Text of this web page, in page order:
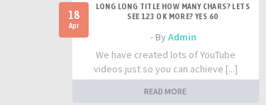
18
Apr
LONG LONG TITLE HOW MANY CHARS? LETS
SEE 123 OK MORE? YES 60
- ByAdmin
We have created lots of YouTube
videos just so you can achieve [...]
READ MORE